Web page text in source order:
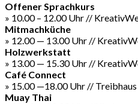
Offener Sprachkurs
» 10.00 – 12.00 Uhr //
Mitmachküche
» 12.00 — 13.00 Uhr //
Holzwerkstatt
» 13.00 — 15.30 Uhr //
Café Connect
» 15.00 —18.00 Uhr //
Muay Thai